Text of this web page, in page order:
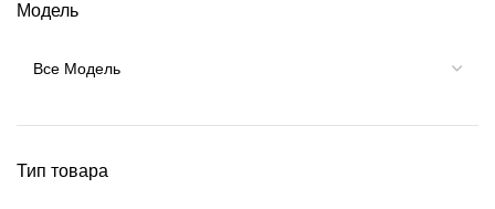
Модель
Тип товара